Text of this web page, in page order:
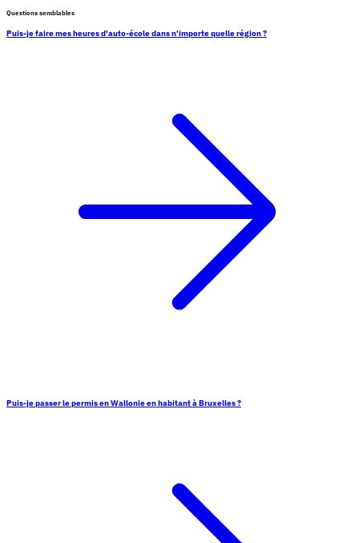
Questions semblables
Puis-je faire mes heures d'auto-école dans n'importe quelle région ?
Puis-je passer le permis en Wallonie en habitant à Bruxelles ?